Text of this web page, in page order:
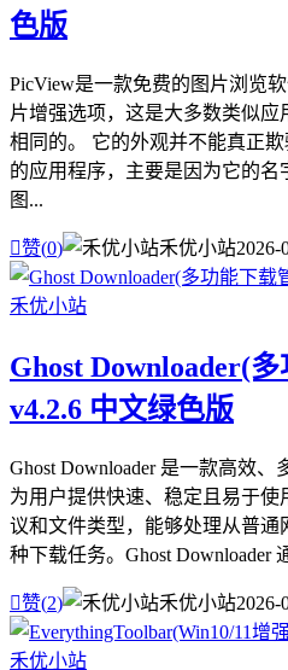
色版
PicView是一款免费的图片浏览
片增强选项，这是大多数类似
相同的。 它的外观并不能真正
的应用程序，主要是因为它的名
图...
赞(0) 禾优小站2026-
Ghost Downloader(
v4.2.6 中文绿色版
Ghost Downloader 是一款高效
为用户提供快速、稳定且易于
议和文件类型，能够处理从普
种下载任务。Ghost Downloader
赞(2) 禾优小站2026-